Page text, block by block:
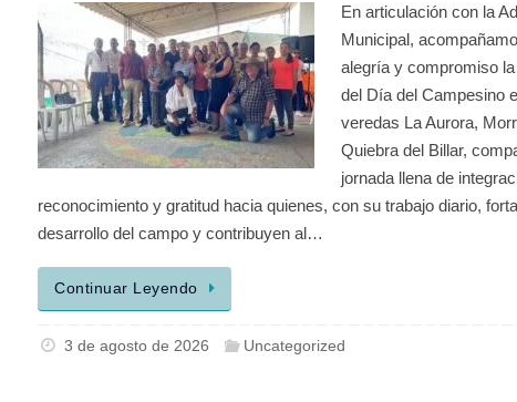
En articulación con la
Municipal,
alegría y compromiso
del Día del Campesino
veredas La Aurora,
Quiebra del Billar,
jornada llena de
reconocimiento y gratitud hacia quienes, con su trabajo diario,
desarrollo del campo y contribuyen al…
Continuar Leyendo
3 de agosto de 2026 Uncategorized